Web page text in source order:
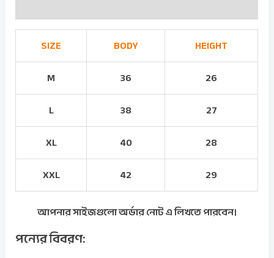
SIZE BODY
HEIGHT
M
36
26
L
38
27
XL
40
28
XXL
42 29
আপনার সাইজগুলো অর্ডার নোট এ লিখতে পারবেন।
পন্যের বিবরণ: